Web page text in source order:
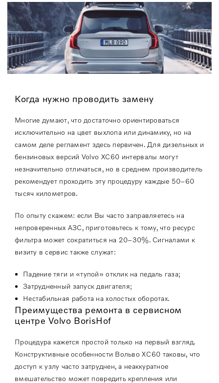
Когда нужно проводить замену
Многие думают, что достаточно ориентироваться
исключительно на цвет выхлопа или динамику, но на
самом деле регламент здесь первичен. Для дизельных и
бензиновых версий Volvo XC60 интервалы могут
незначительно отличаться, но в среднем производитель
рекомендует проходить эту процедуру каждые 50–60
тысяч километров.
По опыту скажем: если Вы часто заправляетесь на
непроверенных АЗС, приготовьтесь к тому, что ресурс
фильтра может сократиться на 20–30%. Сигналами к
визиту в сервис также служат:
Падение тяги и «тупой» отклик на педаль газа;
Затрудненный запуск двигателя;
Нестабильная работа на холостых оборотах.
Преимущества ремонта в сервисном
центре Volvo BorisHof
Процедура кажется простой только на первый взгляд.
Конструктивные особенности Вольво ХС60 таковы, что
доступ к узлу часто затруднен, а неаккуратное
вмешательство может повредить крепления или